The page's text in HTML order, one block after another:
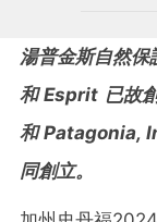
湯普金斯自然保
和Esprit 已故
和Patagonia,
同創立。